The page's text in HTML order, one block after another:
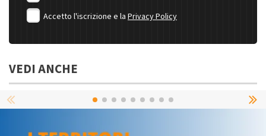
Accetto l'iscrizione e la Privacy Policy
VEDI ANCHE